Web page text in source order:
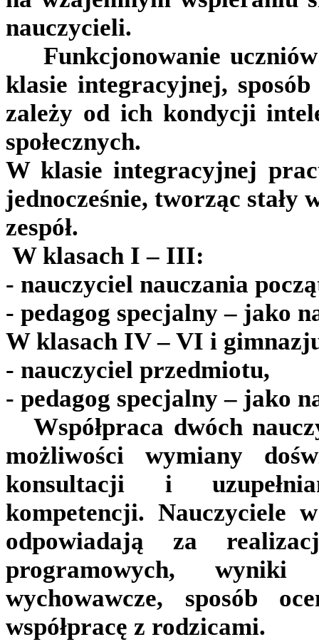
nauczycieli.
Funkcjonowanie uczniów
klasie integracyjnej,
zależy od ich kondycji
społecznych.
W klasie integracyjnej
jednocześnie, tworząc stały
zespół.
W klasach I – III:
- nauczyciel nauczania
- pedagog specjalny – jako
W klasach IV – VI i
- nauczyciel przedmiotu,
- pedagog specjalny – jako
Współpraca dwóch
możliwości wymiany
konsultacji i
kompetencji. Nauczyciele
odpowiadają za
programowych, wyniki
wychowawcze, sposób
współpracę z rodzicami.